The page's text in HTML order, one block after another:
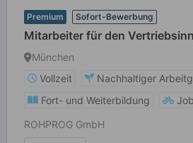
Premium Sofort-Bewerbung
Mitarbeiter für den
München
Vollzeit
Nachhaltiger
Fort- und Weiterbildung
ROHPROG GmbH